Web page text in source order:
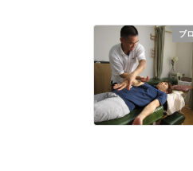
ブ